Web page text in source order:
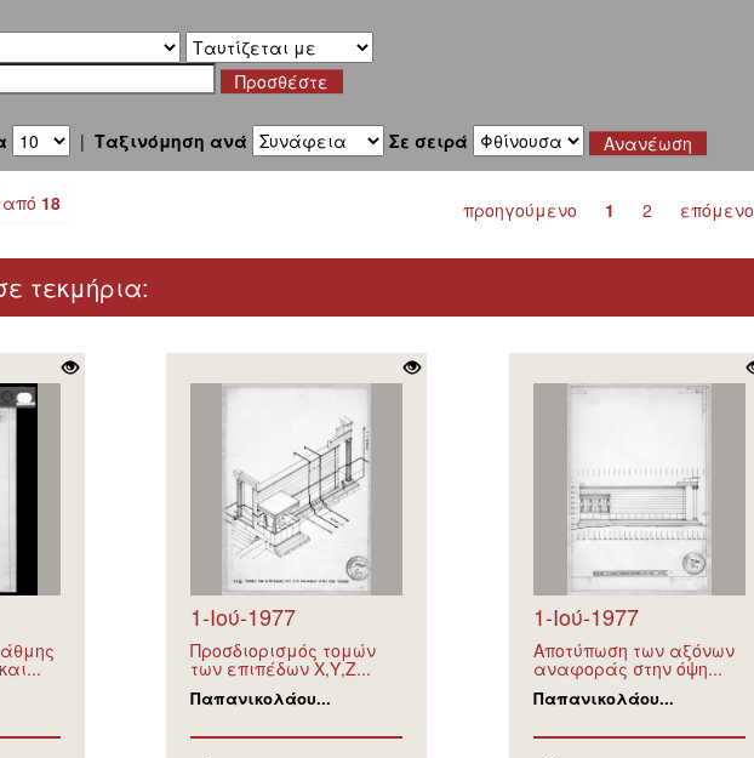
| Ταξινόμηση ανά Σε σειρά
από 18 προηγούμενο 1 2 επόμενο
τεκμήρια:
1-Ιού-1977
Προσδιορισμός τομών
των επιπέδων Χ,Υ,Ζ...
Παπανικολάου...
1-Ιού-1977
Αποτύπωση των αξόνων
αναφοράς στην όψη...
Παπανικολάου...